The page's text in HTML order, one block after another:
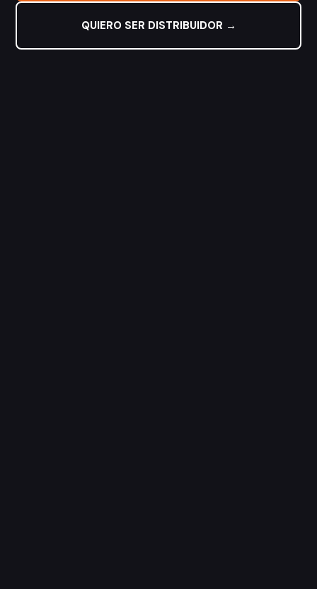
QUIERO SER DISTRIBUIDOR →